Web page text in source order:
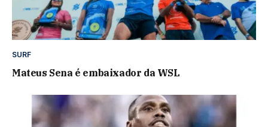
SURF
Mateus Sena é embaixador da WSL